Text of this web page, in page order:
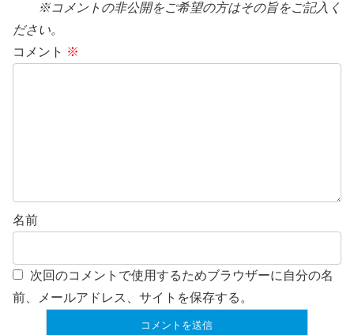
※コメントの非公開をご希望の方はその旨をご記入く
ださい。
コメント ※
名前
次回のコメントで使用するためブラウザーに自分の名
前、メールアドレス、サイトを保存する。